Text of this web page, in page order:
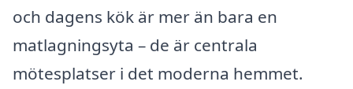
och dagens kök är mer än bara en
matlagningsyta – de är centrala
mötesplatser i det moderna hemmet.